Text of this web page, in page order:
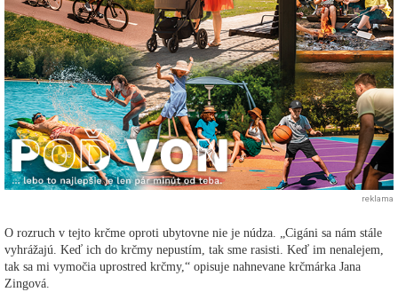
reklama
O rozruch v tejto krčme oproti ubytovne nie je núdza. „Cigáni sa nám stále
vyhrážajú. Keď ich do krčmy nepustím, tak sme rasisti. Keď im nenalejem,
tak sa mi vymočia uprostred krčmy,“ opisuje nahnevane krčmárka Jana
Zingová.